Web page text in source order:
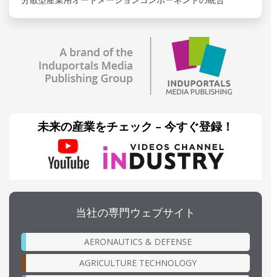
未来の産業をチェック – 今すぐ登録！
当社の専門ウェブサイト
AERONAUTICS & DEFENSE
AGRICULTURE TECHNOLOGY